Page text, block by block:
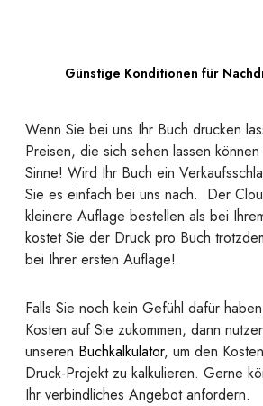
Günstige Konditionen für
Wenn Sie bei uns Ihr Buch drucken
Preisen, die sich sehen lassen
Sinne! Wird Ihr Buch ein
Sie es einfach bei uns nach. Der
kleinere Auflage bestellen als bei
kostet Sie der Druck pro Buch
bei Ihrer ersten Auflage!
Falls Sie noch kein Gefühl dafür
Kosten auf Sie zukommen, dann
unseren Buchkalkulator, um den
Druck-Projekt zu kalkulieren. Gerne
Ihr verbindliches Angebot anfordern.